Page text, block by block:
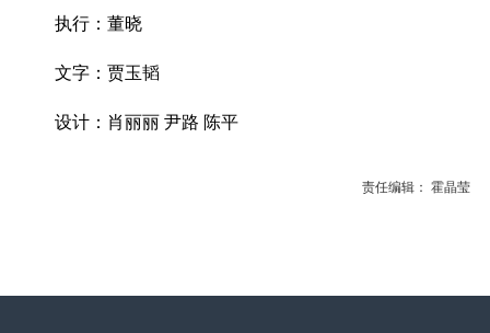
执行：董晓
文字：贾玉韬
设计：肖丽丽 尹路 陈平
责任编辑： 霍晶莹